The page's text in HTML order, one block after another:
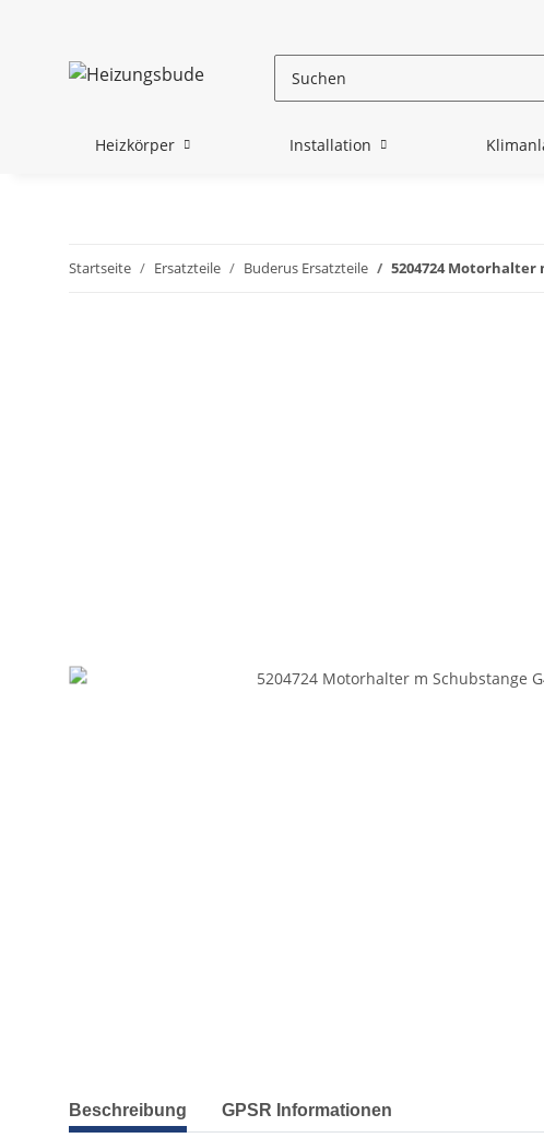
Heizkörper Installation
Startseite Ersatzteile Buderus Ersatzteile 5204724 Motorhalter
Beschreibung GPSR Informationen